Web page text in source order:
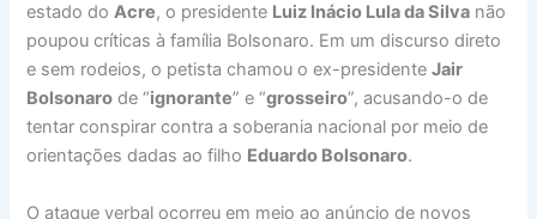
estado doAcre, o presidente Luiz Inácio Lula da Silva não
poupou críticas à família Bolsonaro. Em um discurso direto
e sem rodeios, o petista chamou o ex-presidenteJair
Bolsonaro de “ignorante” e “grosseiro”, acusando-o de
tentar conspirar contra a soberania nacional por meio de
orientações dadas ao filho Eduardo Bolsonaro.
O ataque verbal ocorreu em meio ao anúncio de novos